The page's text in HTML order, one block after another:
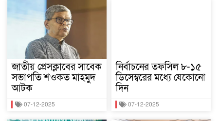
জাতীয় প্রেসক্লাবের সাবেক
সভাপতি শওকত মাহমুদ
আটক
07-12-2025
নির্বাচনের তফসিল ৮-১৫
ডিসেম্বরের মধ্যে যেকোনো
দিন
07-12-2025